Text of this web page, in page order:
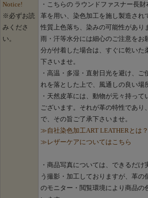
Notice!
※必ずお読
みくださ
い。
・こちらの ラウンドファスナー長
革を用い、染色加工を施し製造され
性質上色落ち、染みの可能性があり
雨・汗等水分には細心のご注意をお
分が付着した場合は、すぐに乾いた
下さいませ。
・高温・多湿・直射日光を避け、
れを落とした上で、風通しの良い場
・天然皮革には、動物が元々持っ
ございます。それが革の特性であり
で、その旨ご了承下さいませ。
≫自社染色加工ART LEATHERとは？
≫レザーケアについてはこちら
・商品写真については、できるだけ
う撮影・加工しておりますが、革の
のモニター・閲覧環境により商品の